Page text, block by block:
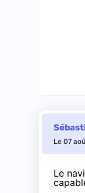
Le 07
Le